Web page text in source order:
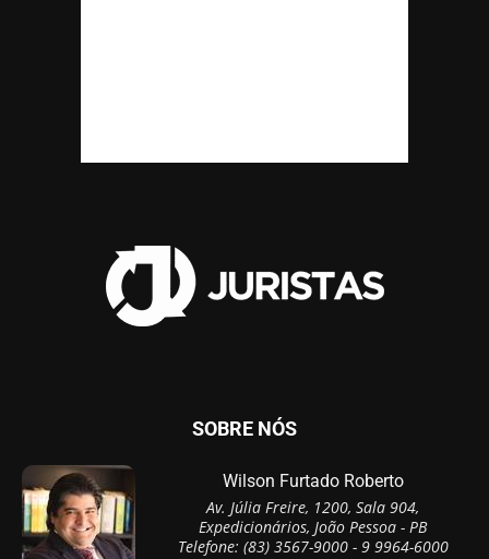
SOBRE NÓS
Wilson Furtado Roberto
Av. Júlia Freire, 1200, Sala 904,
Expedicionários, João Pessoa - PB
Telefone: (83) 3567-9000 - 9 9964-6000